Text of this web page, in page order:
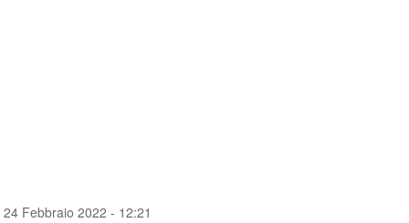
24 Febbraio 2022 - 12:21